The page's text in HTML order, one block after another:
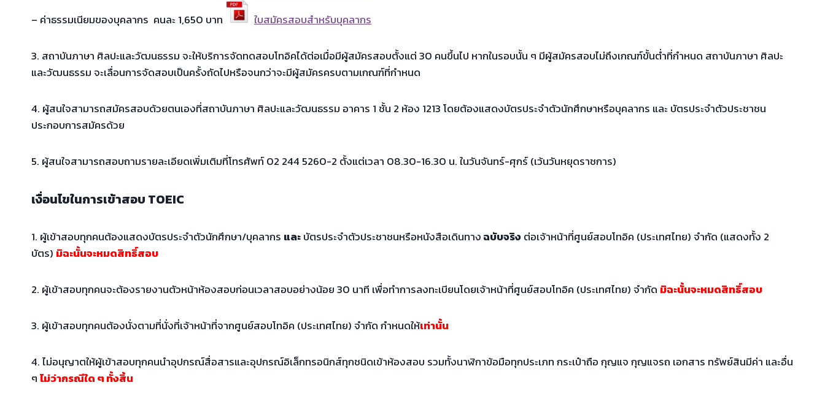
– ค่าธรรมเนียมของบุคลากร คนละ 1,650 บาท
ใบสมัครสอบสำหรับบุคลากร
3. สถาบันภาษา ศิลปะและวัฒนธรรม จะให้บริการจัดทดสอบโทอิคได้ต่อเมื่อมีผู้สมัครสอบตั้งแต่ 30 คนขึ้นไป หากในรอบนั้น ๆ มีผู้สมัครสอบไม่ถึงเกณฑ์ขั้นต่ำที่กำหนด สถาบันภาษา ศิลปะ
และวัฒนธรรม จะเลื่อนการจัดสอบเป็นครั้งถัดไปหรือจนกว่าจะมีผู้สมัครครบตามเกณฑ์ที่กำหนด
4. ผู้สนใจสามารถสมัครสอบด้วยตนเองที่สถาบันภาษา ศิลปะและวัฒนธรรม อาคาร 1 ชั้น 2 ห้อง 1213 โดยต้องแสดงบัตรประจำตัวนักศึกษาหรือบุคลากร และ บัตรประจำตัวประชาชน
ประกอบการสมัครด้วย
5. ผู้สนใจสามารถสอบถามรายละเอียดเพิ่มเติมที่โทรศัพท์ 02 244 5260-2 ตั้งแต่เวลา 08.30-16.30 น. ในวันจันทร์-ศุกร์ (เว้นวันหยุดราชการ)
เงื่อนไขในการเข้าสอบ TOEIC
1. ผู้เข้าสอบทุกคนต้องแสดงบัตรประจำตัวนักศึกษา/บุคลากร และบัตรประจำตัวประชาชนหรือหนังสือเดินทางฉบับจริงต่อเจ้าหน้าที่ศูนย์สอบโทอิค (ประเทศไทย) จำกัด (แสดงทั้ง 2
บัตร) มิฉะนั้นจะหมดสิทธิ์สอบ
2. ผู้เข้าสอบทุกคนจะต้องรายงานตัวหน้าห้องสอบก่อนเวลาสอบอย่างน้อย 30 นาที เพื่อทำการลงทะเบียนโดยเจ้าหน้าที่ศูนย์สอบโทอิค (ประเทศไทย) จำกัด มิฉะนั้นจะหมดสิทธิ์สอบ
3. ผู้เข้าสอบทุกคนต้องนั่งตามที่นั่งที่เจ้าหน้าที่จากศูนย์สอบโทอิค (ประเทศไทย) จำกัด กำหนดให้เท่านั้น
4. ไม่อนุญาตให้ผู้เข้าสอบทุกคนนำอุปกรณ์สื่อสารและอุปกรณ์อิเล็กทรอนิกส์ทุกชนิดเข้าห้องสอบ รวมทั้งนาฬิกาข้อมือทุกประเภท กระเป๋าถือ กุญแจ กุญแจรถ เอกสาร ทรัพย์สินมีค่า และอื่น
ๆไม่ว่ากรณีใด ๆ ทั้งสิ้น